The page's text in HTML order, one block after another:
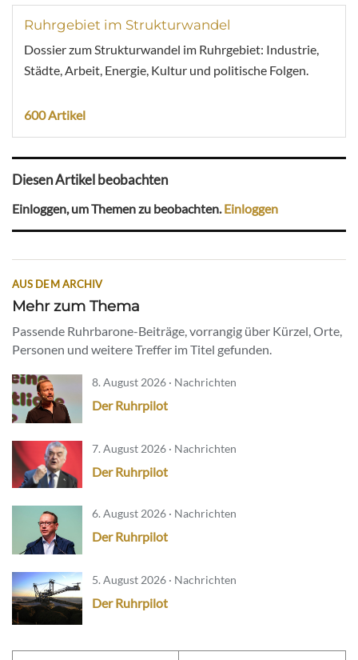
Ruhrgebiet im Strukturwandel
Dossier zum Strukturwandel im Ruhrgebiet: Industrie,
Städte, Arbeit, Energie, Kultur und politische Folgen.
600 Artikel
Diesen Artikel beobachten
Einloggen, um Themen zu beobachten. Einloggen
AUS DEM ARCHIV
Mehr zum Thema
Passende Ruhrbarone-Beiträge, vorrangig über Kürzel, Orte,
Personen und weitere Treffer im Titel gefunden.
8. August 2026 · Nachrichten
Der Ruhrpilot
7. August 2026 · Nachrichten
Der Ruhrpilot
6. August 2026 · Nachrichten
Der Ruhrpilot
5. August 2026 · Nachrichten
Der Ruhrpilot